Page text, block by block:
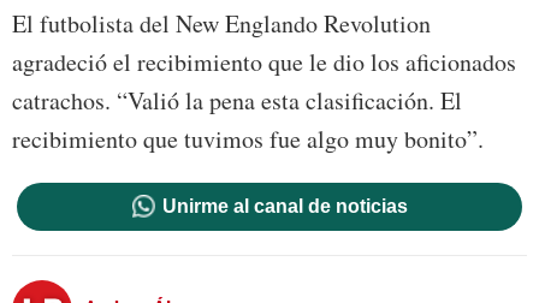
El futbolista del New Englando Revolution
agradeció el recibimiento que le dio los aficionados
catrachos. “Valió la pena esta clasificación. El
recibimiento que tuvimos fue algo muy bonito”.
Unirme al canal de noticias